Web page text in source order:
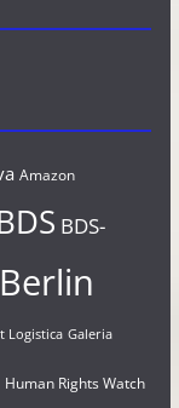
Amazon
BDS-
Berlin
Logistica Galeria
Human Rights Watch